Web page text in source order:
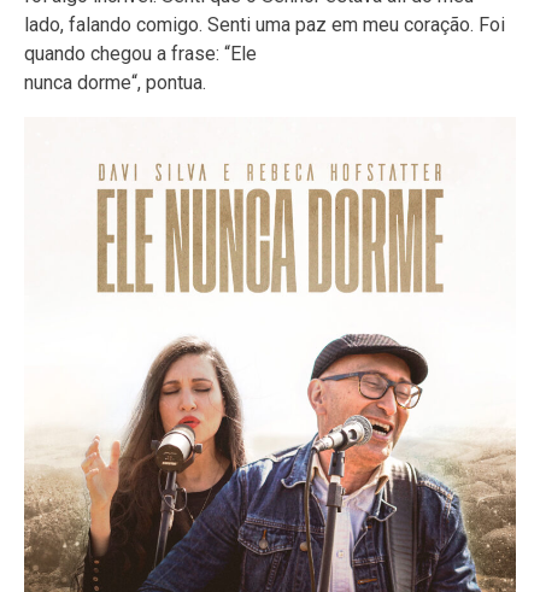
lado, falando comigo. Senti uma paz em meu coração. Foi
quando chegou a frase: “Ele
nunca dorme“, pontua.